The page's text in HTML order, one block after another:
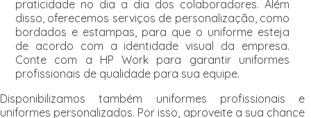
praticidade no dia a dia dos colaboradores. Além
disso, oferecemos serviços de personalização, como
bordados e estampas, para que o uniforme esteja
de acordo com a identidade visual da empresa.
Conte com a HP Work para garantir uniformes
profissionais de qualidade para sua equipe.
Disponibilizamos também uniformes profissionais e
uniformes personalizados. Por isso, aproveite a sua chance